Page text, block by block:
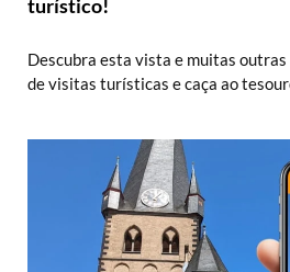
turístico!
Descubra esta vista e muitas
de visitas turísticas e caça ao